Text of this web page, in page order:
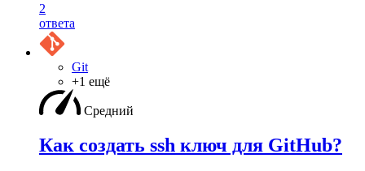
2
ответа
Git
+1 ещё
Средний
Как создать ssh ключ для GitHub?